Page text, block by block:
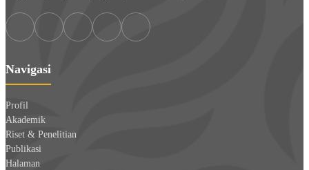
Navigasi
Profil
Akademik
Riset & Penelitian
Publikasi
Halaman